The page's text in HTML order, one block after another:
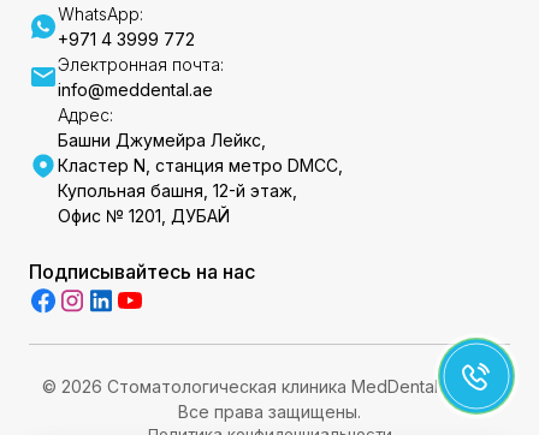
WhatsApp:
+971 4 3999 772
Электронная почта:
info@meddental.ae
Адрес:
Башни Джумейра Лейкс,
Кластер N, станция метро DMCC,
Купольная башня, 12-й этаж,
Офис № 1201, ДУБАЙ
Подписывайтесь на нас
© 2026 Стоматологическая клиника MedDental DMCC.
Все права защищены.